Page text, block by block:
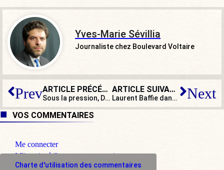
Yves-Marie Sévillia
Journaliste chez Boulevard Voltaire
Prev ARTICLE PRÉCÉDENT
Sous la pression, Darmanin annonce 3.000 nouvelles places de prison
ARTICLE SUIVANT
Laurent Baffie dans Quelle époque !
Next
VOS COMMENTAIRES
Me connecter
M'inscrire à l'espace commentaire
Charte d'utilisation des commentaires